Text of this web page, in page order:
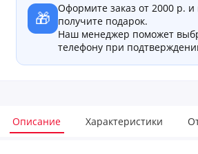
🎁
Оформите заказ от 2000 р. и
получите подарок.
Наш менеджер поможет
телефону при
Описание Характеристики